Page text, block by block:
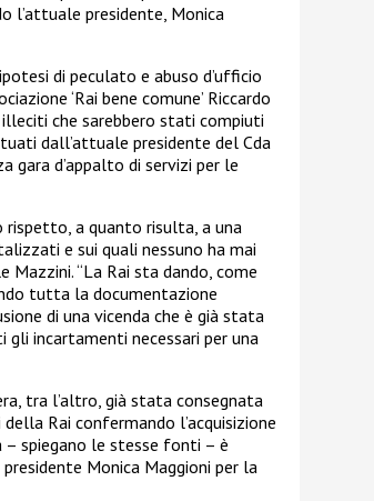
l’attuale presidente, Monica
di peculato e abuso d’ufficio
‘Rai bene comune’ Riccardo
che sarebbero stati compiuti
dall’attuale presidente del Cda
gara d’appalto di servizi per le
rispetto, a quanto risulta, a una
e sui quali nessuno ha mai
“La Rai sta dando, come
tutta la documentazione
di una vicenda che è già stata
incartamenti necessari per una
tra l’altro, già stata consegnata
Rai confermando l’acquisizione
– spiegano le stesse fonti – è
Monica Maggioni per la